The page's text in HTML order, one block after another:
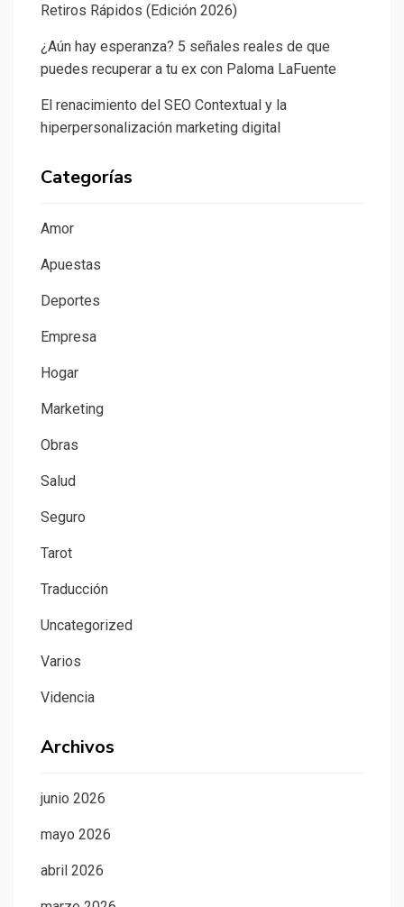
Retiros Rápidos (Edición 2026)
¿Aún hay esperanza? 5 señales reales de que
puedes recuperar a tu ex con Paloma LaFuente
El renacimiento del SEO Contextual y la
hiperpersonalización marketing digital
Categorías
Amor
Apuestas
Deportes
Empresa
Hogar
Marketing
Obras
Salud
Seguro
Tarot
Traducción
Uncategorized
Varios
Videncia
Archivos
junio 2026
mayo 2026
abril 2026